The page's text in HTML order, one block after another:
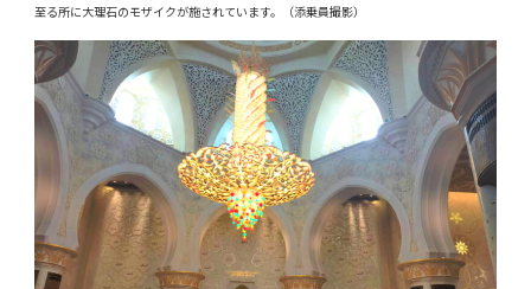
至る所に大理石のモザイクが施されています。（添乗員撮影）